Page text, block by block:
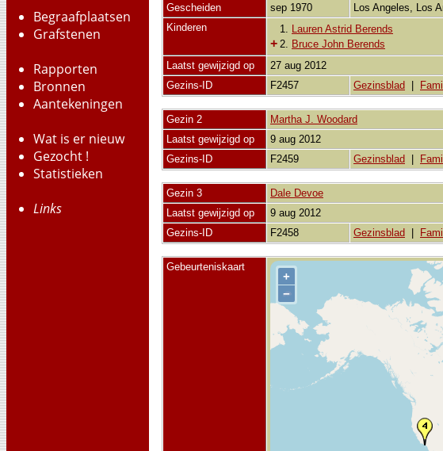
Begraafplaatsen
Grafstenen
Rapporten
Bronnen
Aantekeningen
Wat is er nieuw
Gezocht !
Statistieken
Links
Gescheiden
sep 1970 Los Angeles, Los
Kinderen
1. Lauren Astrid Berends
+ 2. Bruce John Berends
Laatst gewijzigd op
27 aug 2012
Gezins-ID
F2457 Gezinsblad |
Gezin 2
Martha J. Woodard
Laatst gewijzigd op
9 aug 2012
Gezins-ID
F2459 Gezinsblad |
Gezin 3
Dale Devoe
Laatst gewijzigd op
9 aug 2012
Gezins-ID
F2458 Gezinsblad |
Gebeurteniskaart
+
−